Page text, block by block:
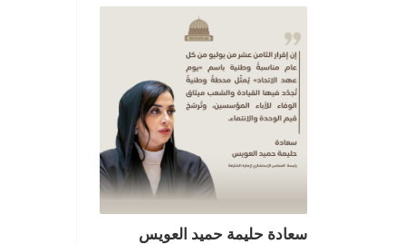
سعادة حليمة حميد العويس